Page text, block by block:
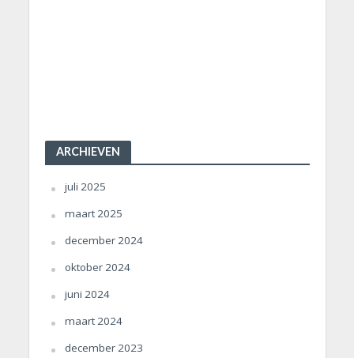
ARCHIEVEN
juli 2025
maart 2025
december 2024
oktober 2024
juni 2024
maart 2024
december 2023